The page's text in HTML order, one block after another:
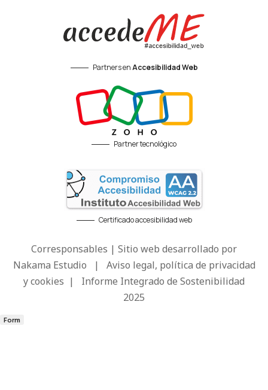
Partners enAccesibilidad Web
Partner tecnológico
Certificado accesibilidad web
Corresponsables | Sitio web desarrollado por
Nakama Estudio | Aviso legal, política de privacidad
y cookies | Informe Integrado de Sostenibilidad
2025
Form